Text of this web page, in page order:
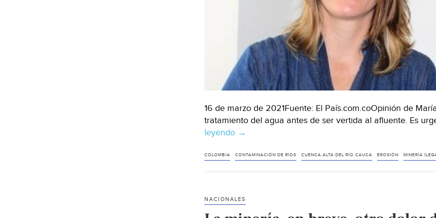
16 de marzo de 2021Fuente: El País.com.coOpinión de
tratamiento del agua antes de ser vertida al afluente. Es
leyendo Opinión:
que
le
→
COLOMBIA CONTAMINACIÓN DE RÍOS CUENCA ALTA DEL RÍO CAUCA EROSIÓN MINERÍA
NACIONALES